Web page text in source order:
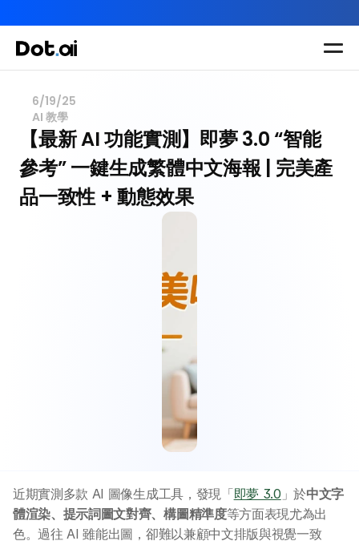
6/19/25
AI 教學
【最新 AI 功能實測】即夢 3.0 “智能
參考” 一鍵生成繁體中文海報 | 完美產
品一致性 + 動態效果
近期實測多款 AI 圖像生成工具，發現「即夢 3.0 」於中文字
體渲染、提示詞圖文對齊、構圖精準度等方面表現尤為出
色。過往 AI 雖能出圖，卻難以兼顧中文排版與視覺一致
Dot.AI Academy
全港最貼地AI課程
三大恆常課程 主題課程
所有課程
多種專項技能提
升課程
實用課程
我們有三大課程